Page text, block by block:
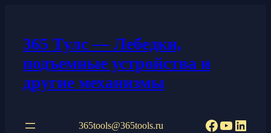
365 Тулс — Лебедки,
подъемные устройства и
другие механизмы
365tools@365tools.ru Facebook
YouTube